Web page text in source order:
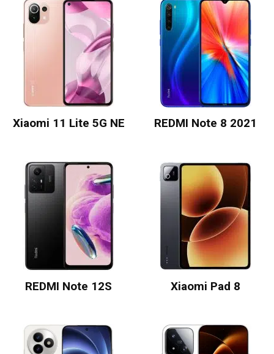
Xiaomi 11 Lite 5G NE REDMI Note 8 2021
REDMI Note 12S Xiaomi Pad 8